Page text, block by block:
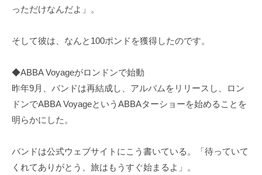
っただけなんだよ」。
そして彼は、なんと100ポンドを獲得したのです。
◆ABBA Voyageがロンドンで始動
昨年9月、バンドは再結成し、アルバムをリリースし、ロン
ドンでABBA VoyageというABBAターショーを始めることを
明らかにした。
バンドは公式ウェブサイトにこう書いている。「待っていて
くれてありがとう、旅はもうすぐ始まるよ」。